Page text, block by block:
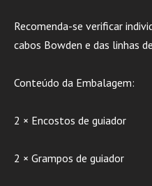
Recomenda-se verificar
cabos Bowden e das linhas
Conteúdo da Embalagem:
2 × Encostos de guiador
2 × Grampos de guiador